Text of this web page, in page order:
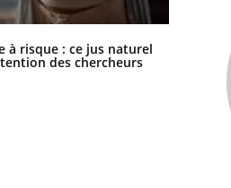
à risque : ce jus naturel
des chercheurs